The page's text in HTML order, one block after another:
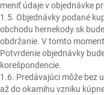
meniť údaje v objednávke
1.5. Objednávky podané
obchodu hernekody.sk
obdržanie. V tomto
Potvrdenie objednávky
korešpondencie.
1.6. Predávajúci môže bez
až do okamihu vzniku